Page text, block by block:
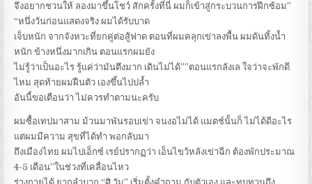
จึงอยากชวนให้ ลองมาขึ้นโชว์ สักครั้งที่นี่ ผมก็เข้าสู่กระบวนการฝึกซ้อม”
“หนึ่งวันก่อนแสดงจริง ผมได้รับบาด
เจ็บหนัก จากจังหวะที่ยกคู่ต่อสู้ฟาด ตอนที่ผมคลุกเข่าลงพื้น ผมดันทิ้งน้ำ
หนัก ข้างหนึ่งมากเกิน ตอนแรกผมยัง
ไม่รู้ว่าเป็นอะไร รู้แค่ว่ามันตึงมาก เดินไม่ได้””ตอนแรกลังเล ใจว่าจะพักดี
ไหม สุดท้ายผมฝืนตัว เองขึ้นไปปล้ำ
อันนี้ขอเตือนว่า ไม่ควรทำตามนะครับ
ผมซื้อเทปมาสาม ม้วนมาพันรอบเข่า จนงอไม่ได้ แมตช์นั้นก็ ไม่ได้ดีอะไร
แต่ผมมีความ สุขที่ได้ทำ พอกลับมา
ถึงเมืองไทย ผมไปเอ็กซ์ เรย์ปรากฏว่า เอ็นไขว้หลังเข่าฉีก ต้องพักประมาณ
4-5 เดือน”ในช่วงที่เคลื่อนไหว